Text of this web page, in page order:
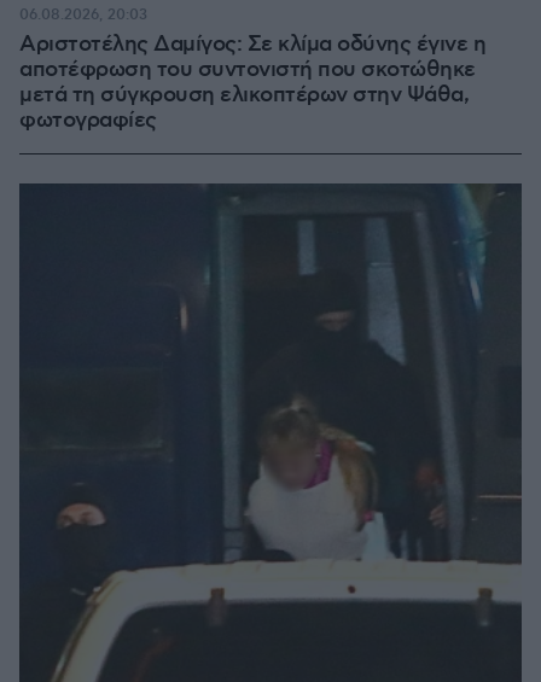
Αριστοτέλης Δαμίγος: Σε κλίμα οδύνης έγινε η
αποτέφρωση του συντονιστή που σκοτώθηκε
μετά τη σύγκρουση ελικοπτέρων στην Ψάθα,
φωτογραφίες
06.08.2026, 20:03